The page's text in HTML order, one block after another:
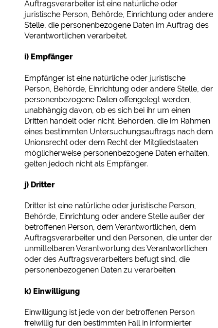
Auftragsverarbeiter ist eine natürliche oder
juristische Person, Behörde, Einrichtung oder andere
Stelle, die personenbezogene Daten im Auftrag des
Verantwortlichen verarbeitet.
i) Empfänger
Empfänger ist eine natürliche oder juristische
Person, Behörde, Einrichtung oder andere Stelle, der
personenbezogene Daten offengelegt werden,
unabhängig davon, ob es sich bei ihr um einen
Dritten handelt oder nicht. Behörden, die im Rahmen
eines bestimmten Untersuchungsauftrags nach dem
Unionsrecht oder dem Recht der Mitgliedstaaten
möglicherweise personenbezogene Daten erhalten,
gelten jedoch nicht als Empfänger.
j) Dritter
Dritter ist eine natürliche oder juristische Person,
Behörde, Einrichtung oder andere Stelle außer der
betroffenen Person, dem Verantwortlichen, dem
Auftragsverarbeiter und den Personen, die unter der
unmittelbaren Verantwortung des Verantwortlichen
oder des Auftragsverarbeiters befugt sind, die
personenbezogenen Daten zu verarbeiten.
k) Einwilligung
Einwilligung ist jede von der betroffenen Person
freiwillig für den bestimmten Fall in informierter